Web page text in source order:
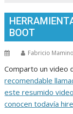
BOOT
Fabricio
Comparto un video
recomendable
este resumido
conocen todavía